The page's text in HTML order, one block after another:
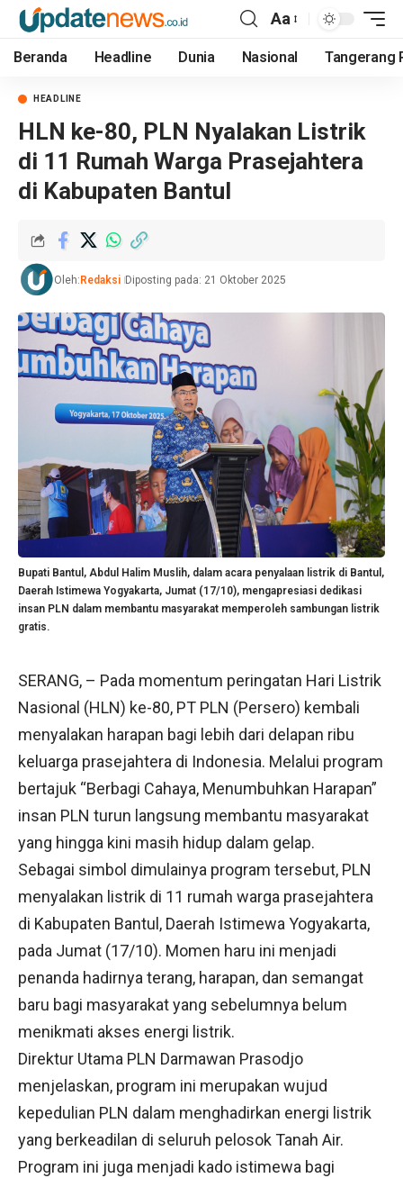
Aa
Beranda Headline Dunia Nasional Tangerang
HEADLINE
HLN ke-80, PLN Nyalakan Listrik
di 11 Rumah Warga Prasejahtera
di Kabupaten Bantul
Oleh: Redaksi Diposting pada: 21 Oktober 2025
Bupati Bantul, Abdul Halim Muslih, dalam acara penyalaan listrik di Bantul,
Daerah Istimewa Yogyakarta, Jumat (17/10), mengapresiasi dedikasi
insan PLN dalam membantu masyarakat memperoleh sambungan listrik
gratis.
SERANG, – Pada momentum peringatan Hari Listrik
Nasional (HLN) ke-80, PT PLN (Persero) kembali
menyalakan harapan bagi lebih dari delapan ribu
keluarga prasejahtera di Indonesia. Melalui program
bertajuk “Berbagi Cahaya, Menumbuhkan Harapan”
insan PLN turun langsung membantu masyarakat
yang hingga kini masih hidup dalam gelap.
Sebagai simbol dimulainya program tersebut, PLN
menyalakan listrik di 11 rumah warga prasejahtera
di Kabupaten Bantul, Daerah Istimewa Yogyakarta,
pada Jumat (17/10). Momen haru ini menjadi
penanda hadirnya terang, harapan, dan semangat
baru bagi masyarakat yang sebelumnya belum
menikmati akses energi listrik.
Direktur Utama PLN Darmawan Prasodjo
menjelaskan, program ini merupakan wujud
kepedulian PLN dalam menghadirkan energi listrik
yang berkeadilan di seluruh pelosok Tanah Air.
Program ini juga menjadi kado istimewa bagi